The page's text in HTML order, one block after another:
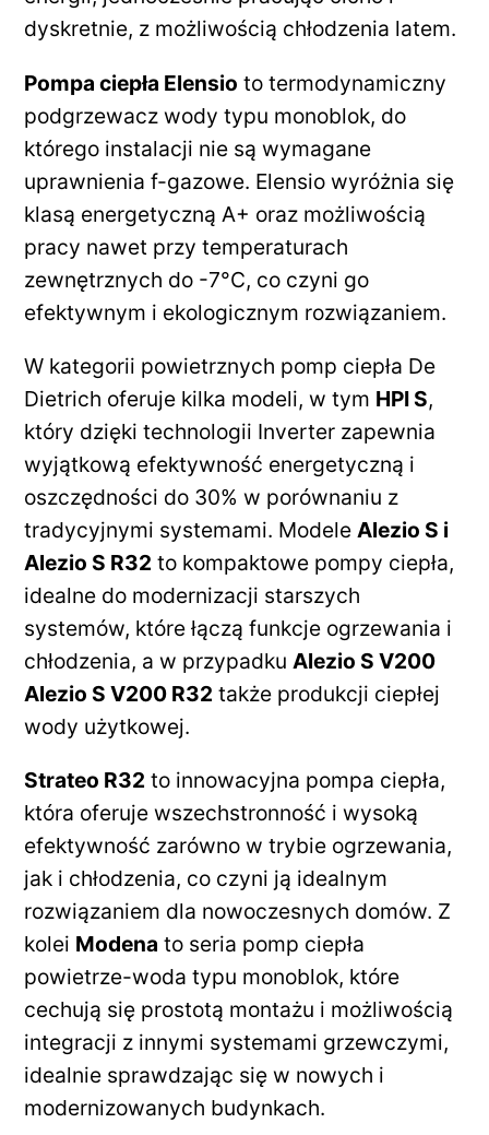
dyskretnie, z możliwością chłodzenia latem.
Pompa ciepła Elensio to termodynamiczny
podgrzewacz wody typu monoblok, do
którego instalacji nie są wymagane
uprawnienia f-gazowe. Elensio wyróżnia się
klasą energetyczną A+ oraz możliwością
pracy nawet przy temperaturach
zewnętrznych do -7°C, co czyni go
efektywnym i ekologicznym rozwiązaniem.
W kategorii powietrznych pomp ciepła De
Dietrich oferuje kilka modeli, w tym HPI S,
który dzięki technologii Inverter zapewnia
wyjątkową efektywność energetyczną i
oszczędności do 30% w porównaniu z
tradycyjnymi systemami. ModeleAlezio S i
Alezio S R32 to kompaktowe pompy ciepła,
idealne do modernizacji starszych
systemów, które łączą funkcje ogrzewania i
chłodzenia, a w przypadkuAlezio S V200
Alezio S V200 R32 także produkcji ciepłej
wody użytkowej.
Strateo R32 to innowacyjna pompa ciepła,
która oferuje wszechstronność i wysoką
efektywność zarówno w trybie ogrzewania,
jak i chłodzenia, co czyni ją idealnym
rozwiązaniem dla nowoczesnych domów. Z
kolei Modena to seria pomp ciepła
powietrze-woda typu monoblok, które
cechują się prostotą montażu i możliwością
integracji z innymi systemami grzewczymi,
idealnie sprawdzając się w nowych i
modernizowanych budynkach.